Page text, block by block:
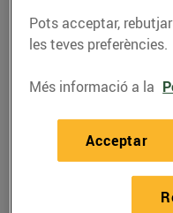
vedella
i
Pots acceptar,
les teves preferències.
Més informació a la
Acceptar